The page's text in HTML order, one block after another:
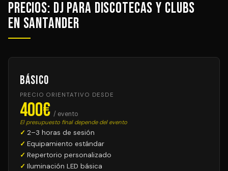
Precios: DJ para Discotecas y Clubs
en Santander
Básico
PRECIO ORIENTATIVO DESDE
400€ / evento
El presupuesto final depende del evento
2–3 horas de sesión
Equipamiento estándar
Repertorio personalizado
Iluminación LED básica